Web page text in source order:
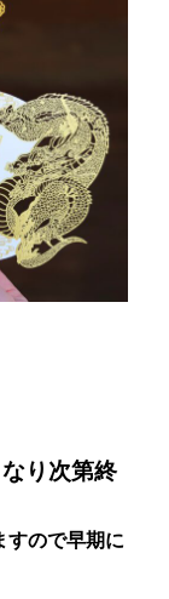
り次第終
すので早期に